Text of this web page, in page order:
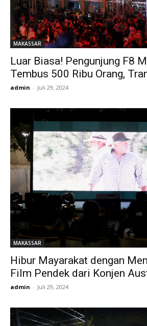
MAKASSAR
Luar Biasa! Pengunjung F8
Tembus 500 Ribu Orang,
admin - Juli 29, 2024
MAKASSAR
Hibur Mayarakat dengan
Film Pendek dari Konjen
admin - Juli 29, 2024